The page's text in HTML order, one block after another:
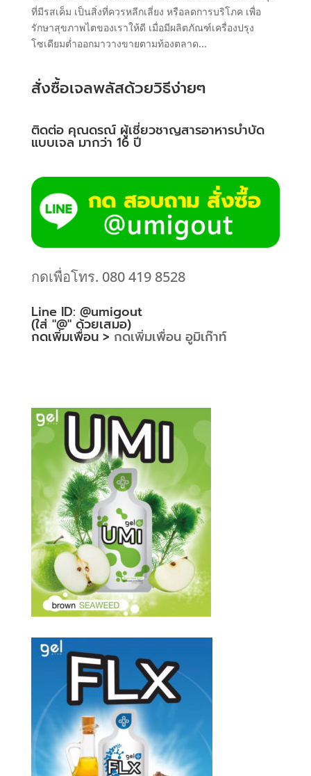
ที่มีรสเค็ม เป็นสิ่งที่ควรหลีกเลี่ยง หรือลดการบริโภค เพื่อ
รักษาสุขภาพไตของเราให้ดี เมื่อมีผลิตภัณฑ์เครื่องปรุง
โซเดียมต่ำออกมาวางขายตามท้องตลาด...
สั่งซื้อเจลพลัสด้วยวิธีง่ายๆ
ติดต่อ คุณดรณ์ ผู้เชี่ยวชาญสารอาหารบำบัด
แบบเจล มากว่า 16 ปี
กดเพื่อโทร. 080 419 8528
Line ID: @umigout
(ใส่ "@" ด้วยเสมอ)
กดเพิ่มเพื่อน > กดเพิ่มเพื่อน อูมิเก๊าท์